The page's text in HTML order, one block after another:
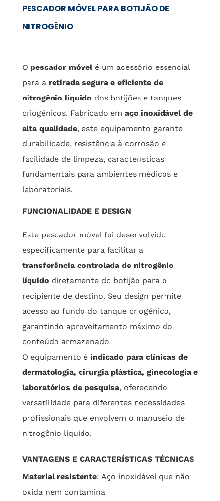
PESCADOR MÓVEL PARA BOTIJÃO DE
NITROGÊNIO
O pescador móvelé um acessório essencial
para a retirada segura e eficiente de
nitrogênio líquido dos botijões e tanques
criogênicos. Fabricado em aço inoxidável de
alta qualidade, este equipamento garante
durabilidade, resistência à corrosão e
facilidade de limpeza, características
fundamentais para ambientes médicos e
laboratoriais.
FUNCIONALIDADE E DESIGN
Este pescador móvel foi desenvolvido
especificamente para facilitar a
transferência controlada de nitrogênio
líquido diretamente do botijão para o
recipiente de destino. Seu design permite
acesso ao fundo do tanque criogênico,
garantindo aproveitamento máximo do
conteúdo armazenado.
O equipamento é indicado para clínicas de
dermatologia, cirurgia plástica, ginecologia e
laboratórios de pesquisa, oferecendo
versatilidade para diferentes necessidades
profissionais que envolvem o manuseio de
nitrogênio líquido.
VANTAGENS E CARACTERÍSTICAS TÉCNICAS
Material resistente: Aço inoxidável que não
oxida nem contamina